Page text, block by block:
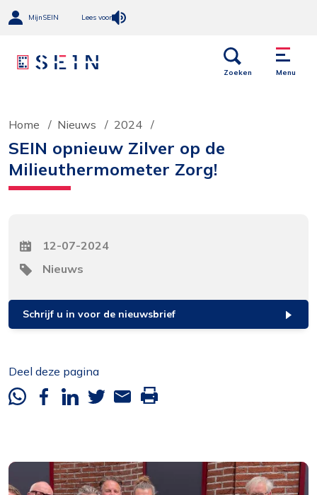
Open
Zoeken
Menu
links
Menu
MijnSEIN Lees voor
Home Nieuws 2024
SEIN opnieuw Zilver op de
Milieuthermometer Zorg!
Datum
12-07-2024
TagNieuws
Schrijf u in voor de nieuwsbrief
Deel deze pagina
WhatsappFacebook LinkedinTwitter Mail